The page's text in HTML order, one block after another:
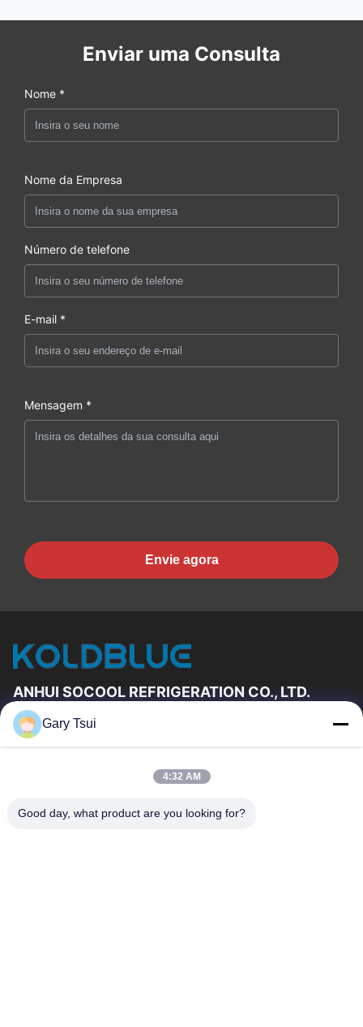
Enviar uma Consulta
Nome *
Nome da Empresa
Número de telefone
E-mail *
Mensagem *
Envie agora
ANHUI SOCOOL REFRIGERATION CO., LTD.
Relações Rápidas
Sobre Nós
Excursão Da Fábrica
Controle Da Qualidade
Gary Tsui
4:32 AM
Good day, what product are you looking for?